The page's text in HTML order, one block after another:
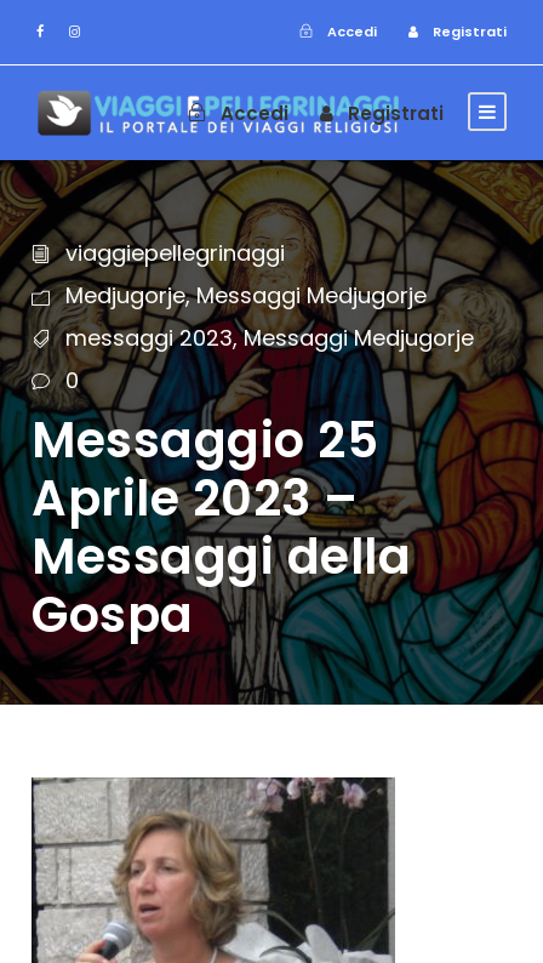
Accedi Registrati
Accedi Registrati
viaggiepellegrinaggi
Medjugorje, Messaggi Medjugorje
messaggi 2023, Messaggi Medjugorje
0
Messaggio 25
Aprile 2023 –
Messaggi della
Gospa